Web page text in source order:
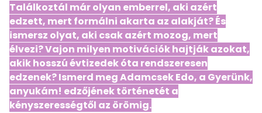
Találkoztál már olyan emberrel, aki azért
edzett, mert formálni akarta az alakját? És
ismersz olyat, aki csak azért mozog, mert
élvezi? Vajon milyen motivációk hajtják azokat,
akik hosszú évtizedek óta rendszeresen
edzenek? Ismerd meg Adamcsek Edo, a Gyerünk,
anyukám! edzőjének történetét a
kényszerességtől az örömig.